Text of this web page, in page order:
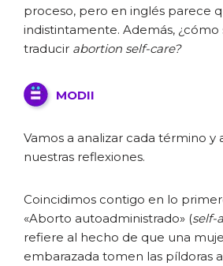
proceso, pero en inglés parece
indistintamente. Además, ¿cómo
traducir abortion self-care?
MODII
Vamos a analizar cada término y
nuestras reflexiones.
Coincidimos contigo en lo
«Aborto autoadministrado» (self-
refiere al hecho de que una
embarazada tomen las píldoras